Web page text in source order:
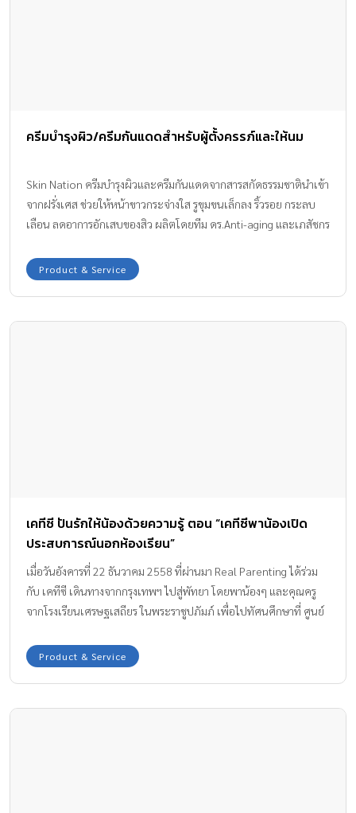
ครีมบำรุงผิว/ครีมกันแดดสำหรับผู้ตั้งครรภ์และให้นม
Skin Nation ครีมบำรุงผิวและครีมกันแดดจากสารสกัดธรรมชาตินำเข้า
จากฝรั่งเศส ช่วยให้หน้าขาวกระจ่างใส รูขุมขนเล็กลง ริ้วรอย กระลบ
เลือน ลดอาการอักเสบของสิว ผลิตโดยทีม ดร.Anti-aging และเภสัชกร
สวยสมบูรณ์แบบ Skin Nation ปลอดภัย มั่นใจได้ ปราศจากสาร
Paraben วิตามินเอ aha bha และสารอื่นๆ ที่เป็นอันตรายต่อคนทั่วไป
Nation กับเภสัชกรของเรา ที่นี่… ✅ Line คลิก
Product & Service
เคทีซี ปันรักให้น้องด้วยความรู้ ตอน “เคทีซีพาน้องเปิด
ประสบการณ์นอกห้องเรียน”
เมื่อวันอังคารที่ 22 ธันวาคม 2558 ที่ผ่านมา Real Parenting ได้ร่วม
กับ เคทีซี เดินทางจากกรุงเทพฯ ไปสู่พัทยา โดยพาน้องๆ และคุณครู
จากโรงเรียนเศรษฐเสถียร ในพระราชูปภัมภ์ เพื่อไปทัศนศึกษาที่ ศูนย์
Product & Service